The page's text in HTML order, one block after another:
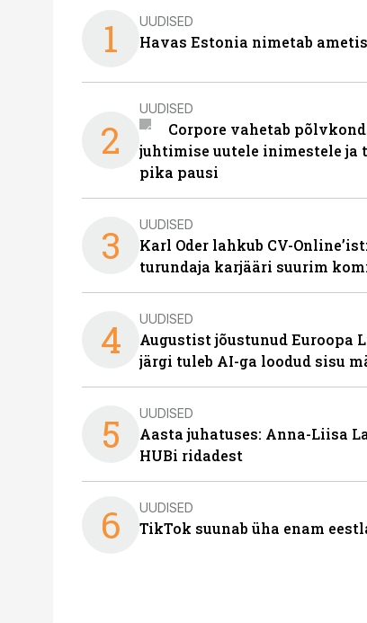
1 UUDISED
Havas Estonia nimetab
2
UUDISED
Corpore vahetab
juhtimise uutele inimestele ja
pika pausi
3 UUDISED
Karl Oder lahkub CV-
turundaja karjääri suurim
4 UUDISED
Augustist jõustunud
järgi tuleb AI-ga loodud sisu
5 UUDISED
Aasta juhatuses: Anna-Liisa
HUBi ridadest
6 UUDISED
TikTok suunab üha enam